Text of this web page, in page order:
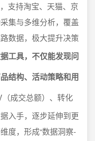
，支持淘宝、天猫、京
集与多维分析，覆盖
数据，极大提升决策
工具，不仅能发现问
结构、活动策略和用
成交总额）、转化
入手，逐步延伸到更
度，形成“数据洞察-